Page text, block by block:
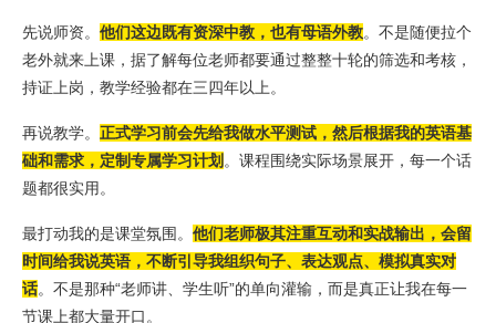
先说师资。 他们这边既有资深中教，也有母语外教。不是随便拉个
老外就来上课，据了解每位老师都要通过整整十轮的筛选和考核，
持证上岗，教学经验都在三四年以上。
再说教学。 正式学习前会先给我做水平测试，然后根据我的英语基
础和需求，定制专属学习计划 。课程围绕实际场景展开，每一个话
题都很实用。
最打动我的是课堂氛围。 他们老师极其注重互动和实战输出，会留
时间给我说英语，不断引导我组织句子、表达观点、模拟真实对
话。不是那种“老师讲、学生听”的单向灌输，而是真正让我在每一
节课上都大量开口。